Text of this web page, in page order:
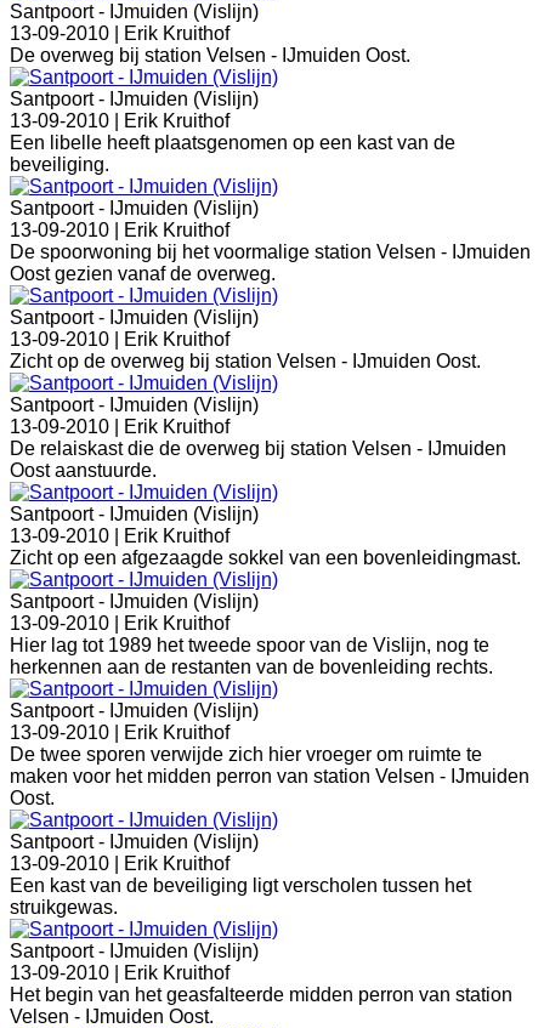
Santpoort - IJmuiden (Vislijn)
13-09-2010 |
Erik Kruithof
De overweg bij station Velsen - IJmuiden Oost.
Santpoort - IJmuiden (Vislijn)
13-09-2010 |
Erik Kruithof
Een libelle heeft plaatsgenomen op een kast van de
beveiliging.
Santpoort - IJmuiden (Vislijn)
13-09-2010 |
Erik Kruithof
De spoorwoning bij het voormalige station Velsen - IJmuiden
Oost gezien vanaf de overweg.
Santpoort - IJmuiden (Vislijn)
13-09-2010 |
Erik Kruithof
Zicht op de overweg bij station Velsen - IJmuiden Oost.
Santpoort - IJmuiden (Vislijn)
13-09-2010 |
Erik Kruithof
De relaiskast die de overweg bij station Velsen - IJmuiden
Oost aanstuurde.
Santpoort - IJmuiden (Vislijn)
13-09-2010 |
Erik Kruithof
Zicht op een afgezaagde sokkel van een bovenleidingmast.
Santpoort - IJmuiden (Vislijn)
13-09-2010 |
Erik Kruithof
Hier lag tot 1989 het tweede spoor van de Vislijn, nog te
herkennen aan de restanten van de bovenleiding rechts.
Santpoort - IJmuiden (Vislijn)
13-09-2010 |
Erik Kruithof
De twee sporen verwijde zich hier vroeger om ruimte te
maken voor het midden perron van station Velsen - IJmuiden
Oost.
Santpoort - IJmuiden (Vislijn)
13-09-2010 |
Erik Kruithof
Een kast van de beveiliging ligt verscholen tussen het
struikgewas.
Santpoort - IJmuiden (Vislijn)
13-09-2010 |
Erik Kruithof
Het begin van het geasfalteerde midden perron van station
Velsen - IJmuiden Oost.